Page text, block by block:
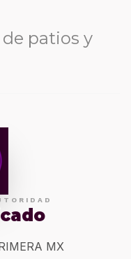
patios y
MX